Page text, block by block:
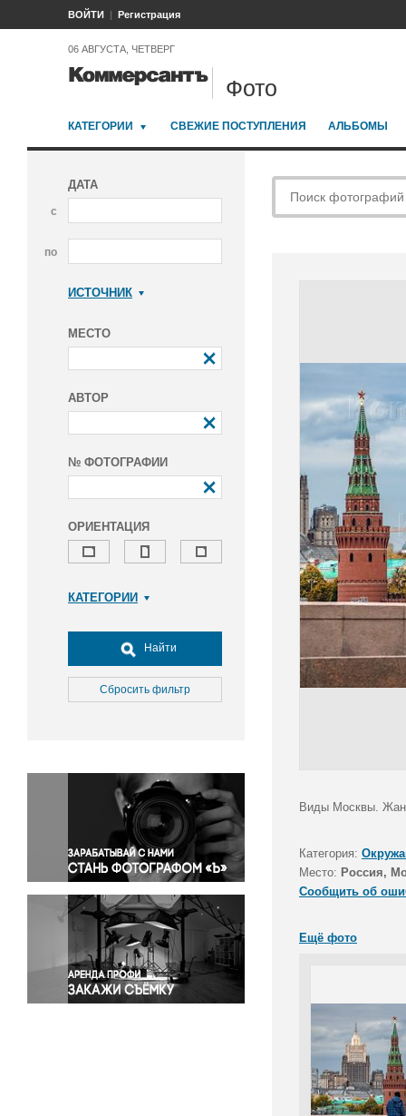
ВОЙТИ Регистрация
06 АВГУСТА, ЧЕТВЕРГ
Фото
КАТЕГОРИИ СВЕЖИЕ ПОСТУПЛЕНИЯ АЛЬБОМЫ
ДАТА
с
по
ИСТОЧНИК
МЕСТО
АВТОР
№ ФОТОГРАФИИ
ОРИЕНТАЦИЯ
КАТЕГОРИИ
Досуг, туризм и отдых
Культура
Медицина
Окружающая среда
Политика
Правосудие
Происшествия и конфликты
Религия
Светская жизнь
Спорт
Экология
Экономика и бизнес
Найти
Сбросить фильтр
Виды Москвы.
Категория:
Место: Россия,
Сообщить об
Ещё фото